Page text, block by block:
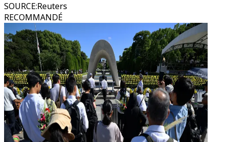
SOURCE:Reuters
RECOMMANDÉ